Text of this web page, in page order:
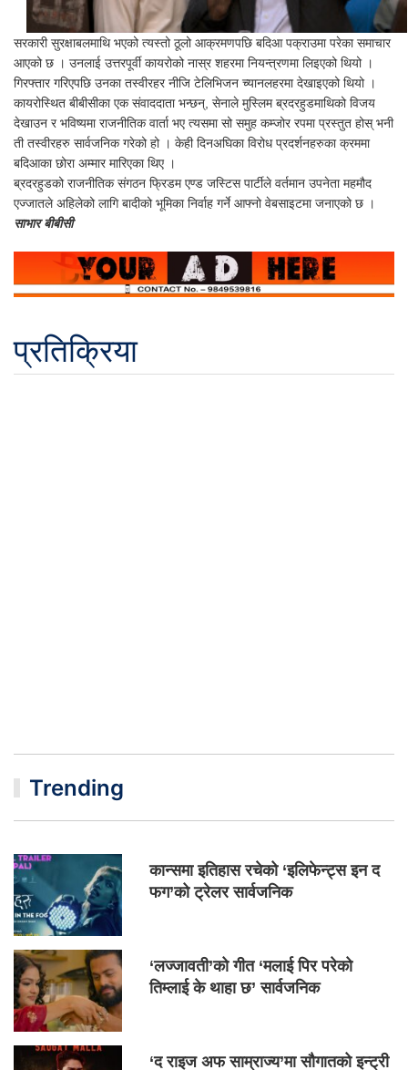
सरकारी सुरक्षाबलमाथि भएको त्यस्तो ठूलो आक्रमणपछि बदिआ पक्राउमा परेका समाचार
आएको छ । उनलाई उत्तरपूर्वी कायरोको नास्र शहरमा नियन्त्रणमा लिइएको थियो ।
गिरफ्तार गरिएपछि उनका तस्वीरहर नीजि टेलिभिजन च्यानलहरमा देखाइएको थियो ।
कायरोस्थित बीबीसीका एक संवाददाता भन्छन्, सेनाले मुस्लिम ब्रदरहुडमाथिको विजय
देखाउन र भविष्यमा राजनीतिक वार्ता भए त्यसमा सो समुह कम्जोर रपमा प्रस्तुत होस् भनी
ती तस्वीरहरु सार्वजनिक गरेको हो । केही दिनअघिका विरोध प्रदर्शनहरुका क्रममा
बदिआका छोरा अम्मार मारिएका थिए ।
ब्रदरहुडको राजनीतिक संगठन फ्रिडम एण्ड जस्टिस पार्टीले वर्तमान उपनेता महमौद
एज्जातले अहिलेको लागि बादीको भूमिका निर्वाह गर्ने आफ्नो वेबसाइटमा जनाएको छ ।
साभार बीबीसी
प्रतिक्रिया
Trending
कान्समा इतिहास रचेको ‘इलिफेन्ट्स इन द
फग’को ट्रेलर सार्वजनिक
‘लज्जावती’को गीत ‘मलाई पिर परेको
तिम्लाई के थाहा छ’ सार्वजनिक
‘द राइज अफ साम्राज्य’मा सौगातको इन्ट्री